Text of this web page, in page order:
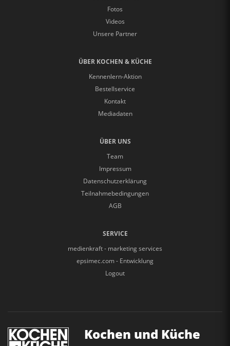
Fotos
Videos
Unsere Partner
ÜBER KOCHEN & KÜCHE
Kennenlern-Aktion
Bestellservice
Kontakt
Mediadaten
ÜBER UNS
Team
Impressum
Datenschutzerklärung
Teilnahmebedingungen
AGB
SERVICE
medienkraft - marketing services
epsimec.com - Entwicklung
Logout
Kochen und Küche